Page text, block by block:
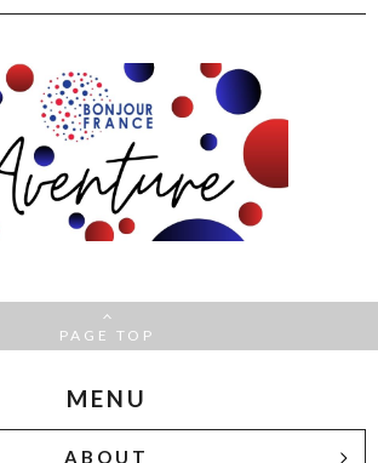
PAGE TOP
MENU
ABOUT